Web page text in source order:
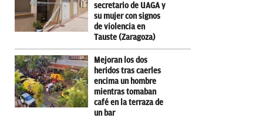
secretario de UAGA y
su mujer con signos
de violencia en
Tauste (Zaragoza)
Mejoran los dos
heridos tras caerles
encima un hombre
mientras tomaban
café en la terraza de
un bar